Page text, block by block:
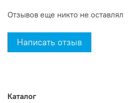
Отзывов еще никто не оставлял
Написать отзыв
Каталог